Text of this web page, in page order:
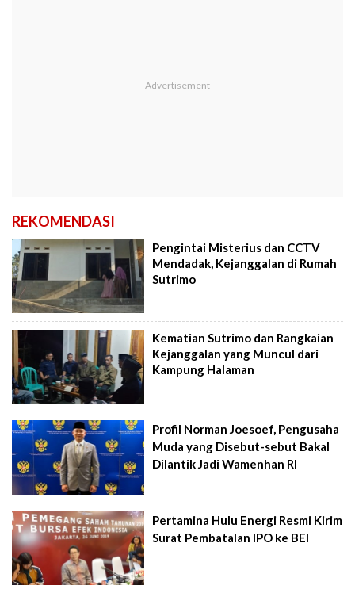
REKOMENDASI
Pengintai Misterius dan CCTV
Mendadak, Kejanggalan di Rumah
Sutrimo
Kematian Sutrimo dan Rangkaian
Kejanggalan yang Muncul dari
Kampung Halaman
Profil Norman Joesoef, Pengusaha
Muda yang Disebut-sebut Bakal
Dilantik Jadi Wamenhan RI
Pertamina Hulu Energi Resmi Kirim
Surat Pembatalan IPO ke BEI